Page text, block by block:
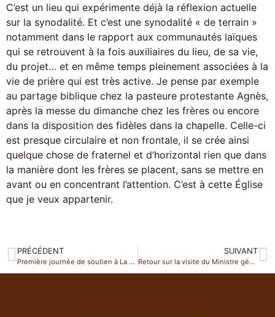
C’est un lieu qui expérimente déjà la réflexion actuelle
sur la synodalité. Et c’est une synodalité « de terrain »
notamment dans le rapport aux communautés laïques
qui se retrouvent à la fois auxiliaires du lieu, de sa vie,
du projet… et en même temps pleinement associées à la
vie de prière qui est très active. Je pense par exemple
au partage biblique chez la pasteure protestante Agnès,
après la messe du dimanche chez les frères ou encore
dans la disposition des fidèles dans la chapelle. Celle-ci
est presque circulaire et non frontale, il se crée ainsi
quelque chose de fraternel et d’horizontal rien que dans
la manière dont les frères se placent, sans se mettre en
avant ou en concentrant l’attention. C’est à cette Église
que je veux appartenir.
PRÉCÉDENT
Première journée de soutien à La Cordelle
SUIVANT
Retour sur la visite du Ministre général en France